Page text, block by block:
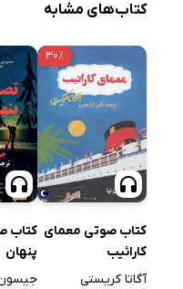
کتاب‌های مشابه
۳۰٪
کتاب صوتی معمای
کارائیب
آگاتا کریستی
کتاب
پنهان